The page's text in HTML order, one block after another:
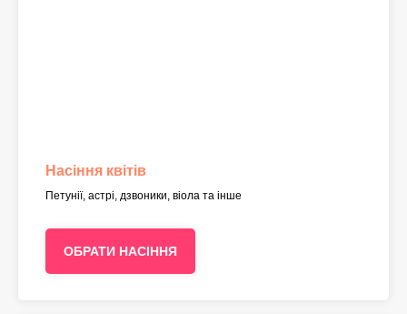
Насіння квітів
Петунії, астрі, дзвоники, віола та інше
ОБРАТИ НАСІННЯ